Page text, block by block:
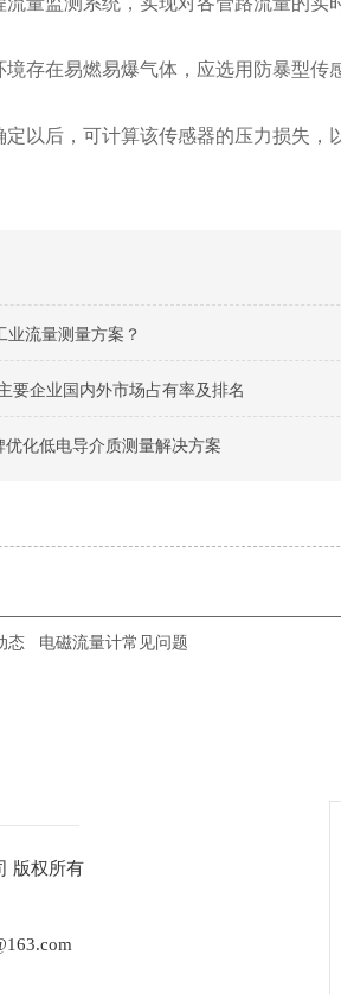
存在易燃易爆气体，应选用防暴型传
以后，可计算该传感器的压力损失，
流量测量方案？
要企业国内外市场占有率及排名
化低电导介质测量解决方案
态 电磁流量计常见问题
版权所有